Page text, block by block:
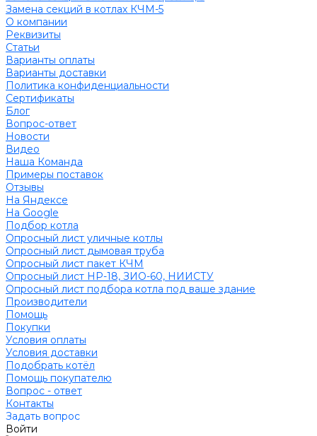
Замена секций в котлах КЧМ-5
О компании
Реквизиты
Статьи
Варианты оплаты
Варианты доставки
Политика конфиденциальности
Сертификаты
Блог
Вопрос-ответ
Новости
Видео
Наша Команда
Примеры поставок
Отзывы
На Яндексе
На Google
Подбор котла
Опросный лист уличные котлы
Опросный лист дымовая труба
Опросный лист пакет КЧМ
Опросный лист НР-18, ЗИО-60, НИИСТУ
Опросный лист подбора котла под ваше здание
Производители
Помощь
Покупки
Условия оплаты
Условия доставки
Подобрать котёл
Помощь покупателю
Вопрос - ответ
Контакты
Задать вопрос
Войти